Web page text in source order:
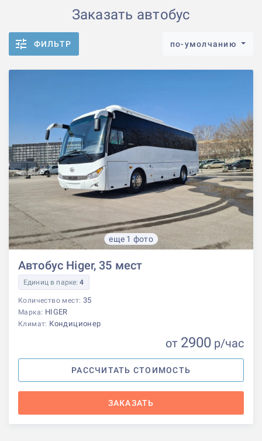
Заказать автобус
ФИЛЬТР по-умолчанию
еще 1 фото
Автобус Higer, 35 мест
Единиц в парке:4
Количество мест: 35
Марка: HIGER
Климат: Кондиционер
от 2900 р/час
РАССЧИТАТЬ СТОИМОСТЬ
ЗАКАЗАТЬ